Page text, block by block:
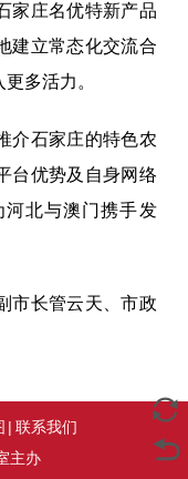
家庄名优特新产品
建立常态化交流合
多活力。
介石家庄的特色农
台优势及自身网络
北与澳门携手发
市长管云天、市政
| 联系我们
主办